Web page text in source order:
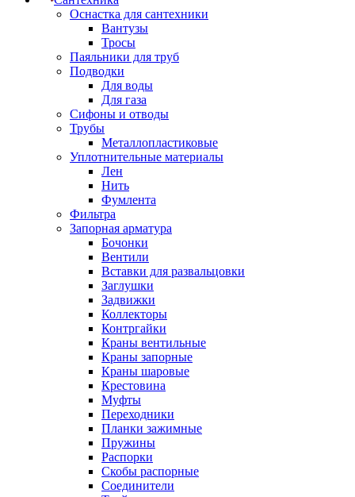
Оснастка для сантехники
Вантузы
Тросы
Паяльники для труб
Подводки
Для воды
Для газа
Сифоны и отводы
Трубы
Металлопластиковые
Уплотнительные материалы
Лен
Нить
Фумлента
Фильтра
Запорная арматура
Бочонки
Вентили
Вставки для развальцовки
Заглушки
Задвижки
Коллекторы
Контргайки
Краны вентильные
Краны запорные
Краны шаровые
Крестовина
Муфты
Переходники
Планки зажимные
Пружины
Распорки
Скобы распорные
Соединители